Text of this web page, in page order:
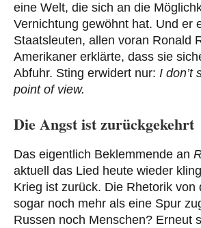
eine Welt, die sich an die
Vernichtung gewöhnt hat. Und er
Staatsleuten, allen voran Ronald
Amerikaner erklärte, dass sie
Abfuhr. Sting erwidert nur: I don’t
point of view.
Die Angst ist zurückgekehrt
Das eigentlich Beklemmende an
aktuell das Lied heute wieder
Krieg ist zurück. Die Rhetorik von
sogar noch mehr als eine Spur
Russen noch Menschen? Erneut